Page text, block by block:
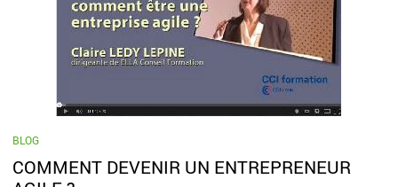
BLOG
COMMENT DEVENIR UN ENTREPRENEUR